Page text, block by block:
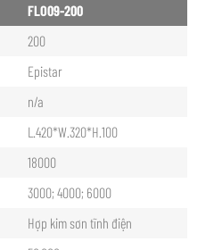
FLO09-200
200
Epistar
n/a
L.420*W.320*H.100
18000
3000; 4000; 6000
Hợp kim sơn tĩnh điện